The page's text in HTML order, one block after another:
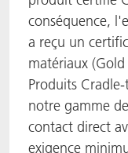
conséquence,
a reçu un
matériaux
Produits
notre gamme
contact direct
exigence
ACTNext
BlisterKote
FoodClass
FoodSafe
Let's ACT
FAQ
ACTEGA Rhenacoat
ACTEGA Schmid